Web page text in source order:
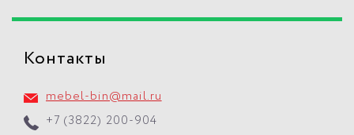
Контакты
mebel-bin@mail.ru
+7 (3822) 200-904